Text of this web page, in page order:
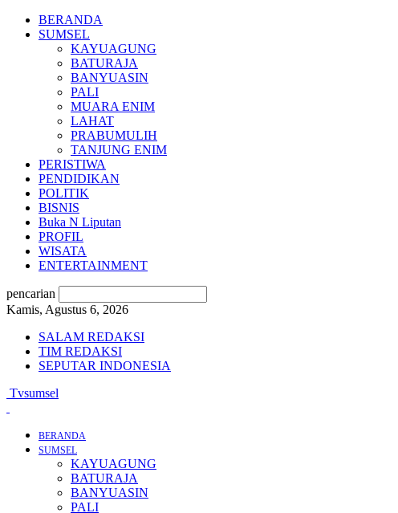
BERANDA
SUMSEL
KAYUAGUNG
BATURAJA
BANYUASIN
PALI
MUARA ENIM
LAHAT
PRABUMULIH
TANJUNG ENIM
PERISTIWA
PENDIDIKAN
POLITIK
BISNIS
Buka N Liputan
PROFIL
WISATA
ENTERTAINMENT
pencarian
Kamis, Agustus 6, 2026
SALAM REDAKSI
TIM REDAKSI
SEPUTAR INDONESIA
Tvsumsel
BERANDA
SUMSEL
KAYUAGUNG
BATURAJA
BANYUASIN
PALI